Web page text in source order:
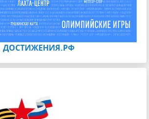
ДОСТИЖЕНИЯ.РФ